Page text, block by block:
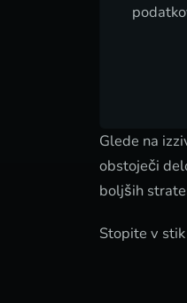
Glede na
obstoječi
boljših
Stopite v